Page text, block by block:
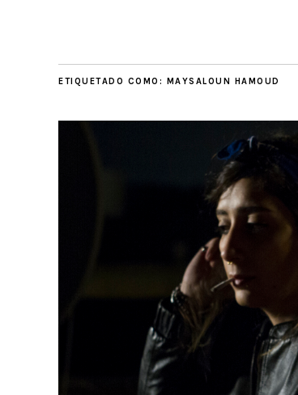
ETIQUETADO COMO: MAYSALOUN HAMOUD